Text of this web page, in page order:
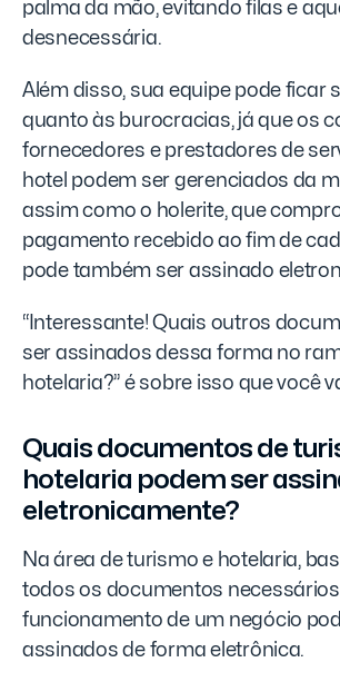
palma da mão, evitando filas e
desnecessária.
Além disso, sua equipe pode ficar
quanto às burocracias, já que os
fornecedores e prestadores de
hotel podem ser gerenciados da
assim como o holerite, que
pagamento recebido ao fim de
pode também ser assinado
“Interessante! Quais outros
ser assinados dessa forma no
hotelaria?” é sobre isso que você
Quais documentos de
hotelaria podem ser
eletronicamente?
Na área de turismo e hotelaria,
todos os documentos
funcionamento de um negócio
assinados de forma eletrônica.